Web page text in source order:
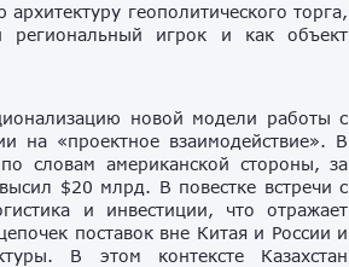
геополитического торга,
региональный игрок и как объект
новой модели работы с
на «проектное взаимодействие». В
словам американской стороны, за
$20 млрд. В повестке встречи с
и инвестиции, что отражает
поставок вне Китая и России и
В этом контексте Казахстан